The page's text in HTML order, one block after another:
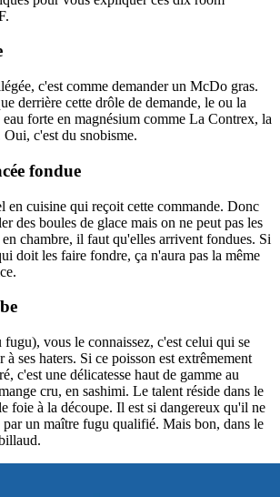
c'est comme demander un McDo gras.
derrière cette drôle de demande, le ou la
forte en magnésium comme La Contrex, la
c'est du snobisme.
fondue
en cuisine qui reçoit cette commande. Donc
des boules de glace mais on ne peut pas les
chambre, il faut qu'elles arrivent fondues. Si
doit les faire fondre, ça n'aura pas la même
vous le connaissez, c'est celui qui se
ses haters. Si ce poisson est extrêmement
c'est une délicatesse haut de gamme au
cru, en sashimi. Le talent réside dans le
foie à la découpe. Il est si dangereux qu'il ne
par un maître fugu qualifié. Mais bon, dans le